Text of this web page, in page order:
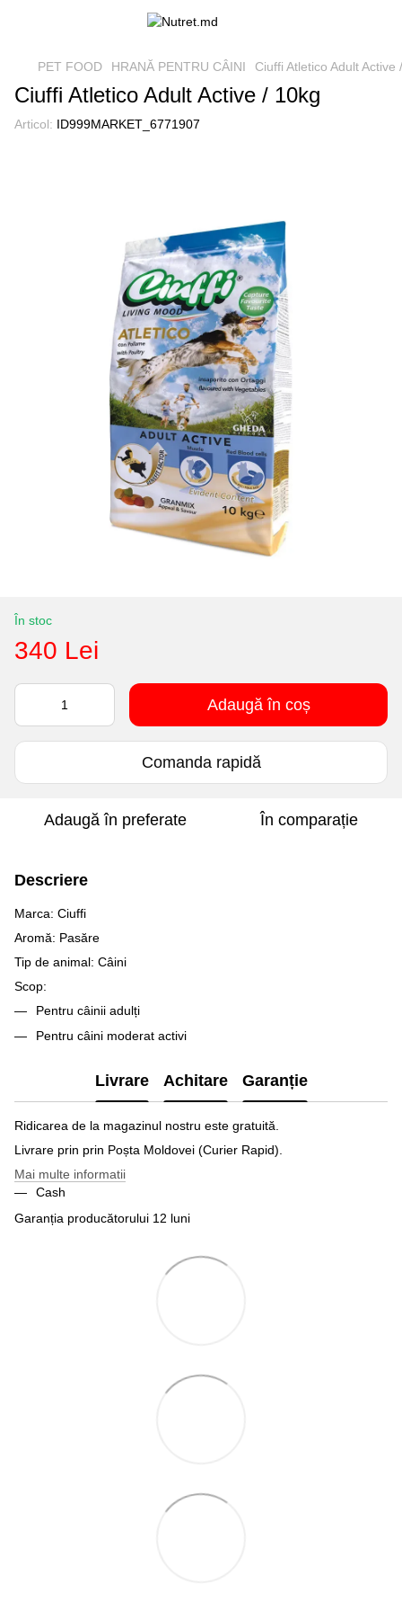
PET FOOD HRANĂ PENTRU CÂINI Ciuffi Atletico Adult Active
Ciuffi Atletico Adult Active / 10kg
Articol: ID999MARKET_6771907
În stoc
340 Lei
Adaugă în coș
Comanda rapidă
Adaugă în preferate În comparație
Descriere
Marca: Ciuffi
Aromă: Pasăre
Tip de animal: Câini
Scop:
Pentru câinii adulți
Pentru câini moderat activi
Livrare Achitare Garanție
Ridicarea de la magazinul nostru este gratuită.
Livrare prin prin Poșta Moldovei (Curier Rapid).
Mai multe informatii
Cash
Garanția producătorului 12 luni